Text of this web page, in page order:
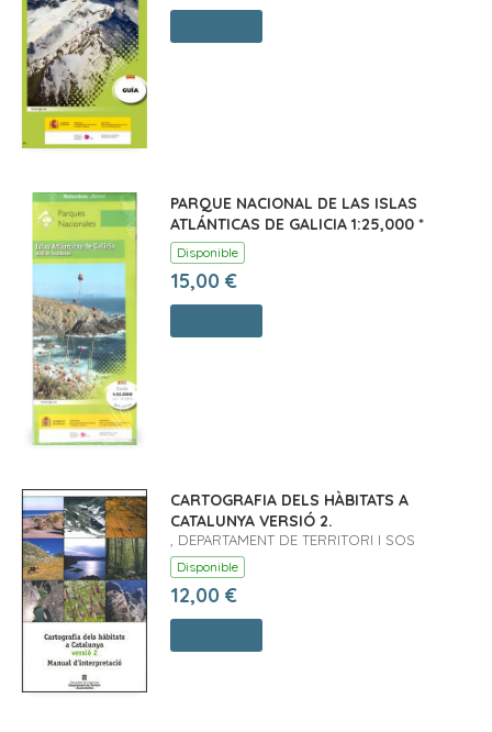
PARQUE NACIONAL DE LAS ISLAS
ATLÁNTICAS DE GALICIA 1:25,000 *
Disponible
15,00 €
CARTOGRAFIA DELS HÀBITATS A
CATALUNYA VERSIÓ 2.
, DEPARTAMENT DE TERRITORI I SOS
Disponible
12,00 €